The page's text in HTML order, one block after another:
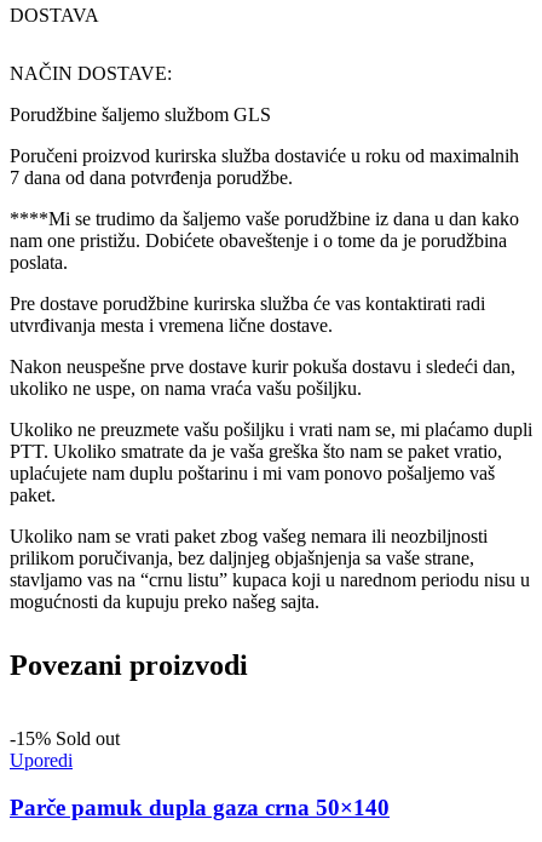
DOSTAVA
NAČIN DOSTAVE:
Porudžbine šaljemo službom GLS
Poručeni proizvod kurirska služba dostaviće u roku od maximalnih
7 dana od dana potvrđenja porudžbe.
****Mi se trudimo da šaljemo vaše porudžbine iz dana u dan kako
nam one pristižu. Dobićete obaveštenje i o tome da je porudžbina
poslata.
Pre dostave porudžbine kurirska služba će vas kontaktirati radi
utvrđivanja mesta i vremena lične dostave.
Nakon neuspešne prve dostave kurir pokuša dostavu i sledeći dan,
ukoliko ne uspe, on nama vraća vašu pošiljku.
Ukoliko ne preuzmete vašu pošiljku i vrati nam se, mi plaćamo dupli
PTT. Ukoliko smatrate da je vaša greška što nam se paket vratio,
uplaćujete nam duplu poštarinu i mi vam ponovo pošaljemo vaš
paket.
Ukoliko nam se vrati paket zbog vašeg nemara ili neozbiljnosti
prilikom poručivanja, bez daljnjeg objašnjenja sa vaše strane,
stavljamo vas na “crnu listu” kupaca koji u narednom periodu nisu u
mogućnosti da kupuju preko našeg sajta.
Povezani proizvodi
-15% Sold out
Uporedi
Parče pamuk dupla gaza crna 50×140